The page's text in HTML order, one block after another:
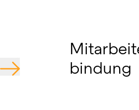
GEHE ZU
bindung